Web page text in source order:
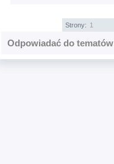
Strony: 1
Odpowiadać do